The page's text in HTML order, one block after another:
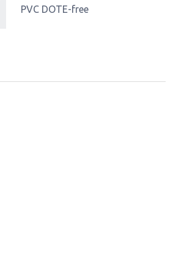
PVC DOTE-free